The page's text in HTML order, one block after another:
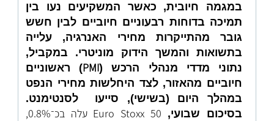
במגמה חיובית, כאשר המשקיעים נעו בין
תמיכה בדוחות רבעוניים חיוביים לבין חשש
גובר מהתייקרות מחירי האנרגיה, עלייה
בתשואות והמשך הידוק מוניטרי. במקביל,
נתוני מדדי מנהלי הרכש (PMI) ראשוניים
חיוביים מהאזור, לצד היחלשות מחירי הנפט
במהלך היום (בשישי), סייעו
לסנטימנט.
בסיכום שבועי,
Euro Stoxx 50 עלה בכ־0.8%,